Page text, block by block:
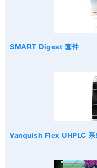
SMART Digest 套件
Vanquish Flex UHPLC 系